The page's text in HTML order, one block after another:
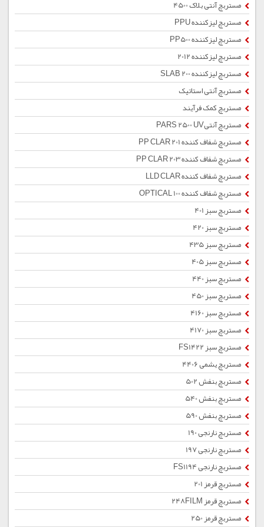
مستربچ آنتی بلاک 4500
مستربچ لیزکننده PPU
مستربچ لیزکننده PP500
مستربچ لیزکننده 2012
مستربچ لیزکننده SLAB 200
مستربچ آنتی استاتیک
مستربچ کمک فرآیند
مستربچ آنتیPARS 2500 UV
مستربچ شفاف کننده PP CLAR 201
مستربچ شفاف کننده PP CLAR 203
مستربچ شفاف کننده LLD CLAR
مستربچ شفاف کننده OPTICAL 100
مستربچ سبز 401
مستربچ سبز 420
مستربچ سبز 435
مستربچ سبز 405
مستربچ سبز 440
مستربچ سبز 450
مستربچ سبز 4160
مستربچ سبز 4170
مستربچ سبز FS1422
مستربچ یشمی 4406
مستربچ بنفش 502
مستربچ بنفش 540
مستربچ بنفش 590
مستربچ نارنجی 190
مستربچ نارنجی 197
مستربچ نارنجی FS1194
مستربچ قرمز 201
مستربچ قرمز 248FILM
مستربچ قرمز 250